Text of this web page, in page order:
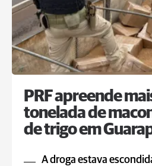
PRF apreende
tonelada de
de trigo em
A droga estava